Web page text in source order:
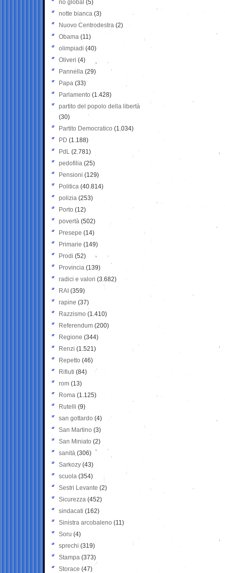
no global (5)
notte bianca (3)
Nuovo Centrodestra (2)
Obama (11)
olimpiadi (40)
Oliveri (4)
Pannella (29)
Papa (33)
Parlamento (1.428)
partito del popolo della libertà
(30)
Partito Democratico (1.034)
PD (1.188)
PdL (2.781)
pedofilia (25)
Pensioni (129)
Politica (40.814)
polizia (253)
Porto (12)
povertà (502)
Presepe (14)
Primarie (149)
Prodi (52)
Provincia (139)
radici e valori (3.682)
RAI (359)
rapine (37)
Razzismo (1.410)
Referendum (200)
Regione (344)
Renzi (1.521)
Repetto (46)
Rifiuti (84)
rom (13)
Roma (1.125)
Rutelli (9)
san gottardo (4)
San Martino (3)
San Miniato (2)
sanità (306)
Sarkozy (43)
scuola (354)
Sestri Levante (2)
Sicurezza (452)
sindacati (162)
Sinistra arcobaleno (11)
Soru (4)
sprechi (319)
Stampa (373)
Storace (47)